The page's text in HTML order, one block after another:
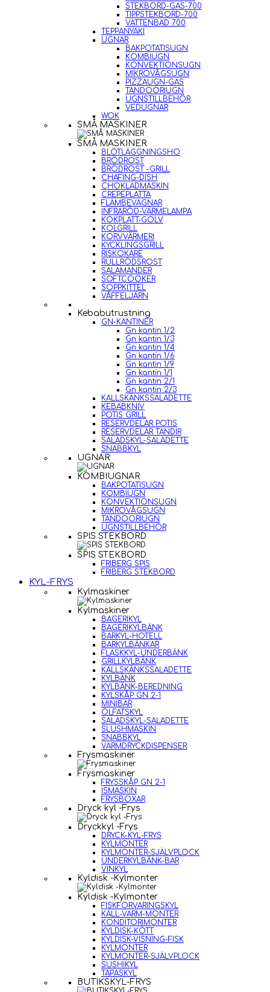
STEKBORD-GAS-700
TIPPSTEKBORD-700
VATTENBAD 700
TEPPANYAKI
UGNAR
BAKPOTATISUGN
KOMBIUGN
KONVEKTIONSUGN
MIKROVÅGSUGN
PIZZAUGN-GAS
TANDOORIUGN
UGNSTILLBEHÖR
VEDUGNAR
WOK
SMÅ MASKINER
SMÅ MASKINER
BLÖTLÄGGNINGSHO
BRÖDROST
BRÖDROST -GRILL
CHAFING-DISH
CHOKLADMASKIN
CREPEPLATTA
FLAMBEVAGNAR
INFRARÖD-VÄRMELAMPA
KOKPLATT-GOLV
KOLGRILL
KORVVÄRMERI
KYCKLINGSGRILL
RISKOKARE
RULLRÖDSROST
SALAMANDER
SOFTCOOKER
SOPPKITTEL
VÅFFELJÄRN
Kebabutrustning
GN-KANTINER
Gn kantin 1/2
Gn kantin 1/3
Gn kantin 1/4
Gn kantin 1/6
Gn kantin 1/9
Gn kantin 1/1
Gn kantin 2/1
Gn kantin 2/3
KALLSKÄNKSSALADETTE
KEBABKNIV
POTIS GRILL
RESERVDELAR POTIS
RESERVDELAR TANDIR
SALADSKYL-SALADETTE
SNABBKYL
UGNAR
KOMBIUGNAR
BAKPOTATISUGN
KOMBIUGN
KONVEKTIONSUGN
MIKROVÅGSUGN
TANDOORIUGN
UGNSTILLBEHÖR
SPIS STEKBORD
SPIS STEKBORD
FRIBERG SPIS
FRIBERG STEKBORD
KYL-FRYS
Kylmaskiner
Kylmaskiner
BAGERIKYL
BAGERIKYLBÄNK
BARKYL-HOTELL
BARKYLBÄNKAR
FLASKKYL-UNDERBÄNK
GRILLKYLBÄNK
KALLSKÄNKSSALADETTE
KYLBÄNK
KYLBÄNK-BEREDNING
KYLSKÅP GN 2-1
MINIBAR
ÖLFATSKYL
SALADSKYL-SALADETTE
SLUSHMASKIN
SNABBKYL
VARMDRYCKDISPENSER
Frysmaskiner
Frysmaskiner
FRYSSKÅP GN 2-1
ISMASKIN
FRYSBOXAR
Dryck kyl -Frys
Dryckkyl -Frys
DRYCK-KYL-FRYS
KYLMONTER
KYLMONTER-SJÄLVPLOCK
UNDERKYLBÄNK-BAR
VINKYL
Kyldisk -Kylmonter
Kyldisk -Kylmonter
FISKFÖRVARINGSKYL
KALL-VARM-MONTER
KONDITORIMONTER
KYLDISK-KÖTT
KYLDISK-VISNING-FISK
KYLMONTER
KYLMONTER-SJÄLVPLOCK
SUSHIKYL
TAPASKYL
BUTIKSKYL-FRYS